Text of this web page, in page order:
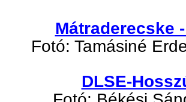
Mátraderecske
Fotó: Tamásiné
DLSE-